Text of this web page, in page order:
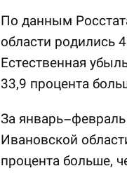
По данным
области родились
Естественная
33,9 процента
За
Ивановской
процента больше,